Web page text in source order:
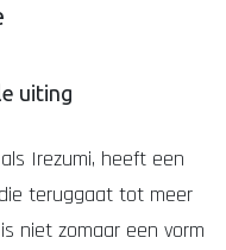
uiting
Irezumi, heeft een
teruggaat tot meer
niet zomaar een vorm